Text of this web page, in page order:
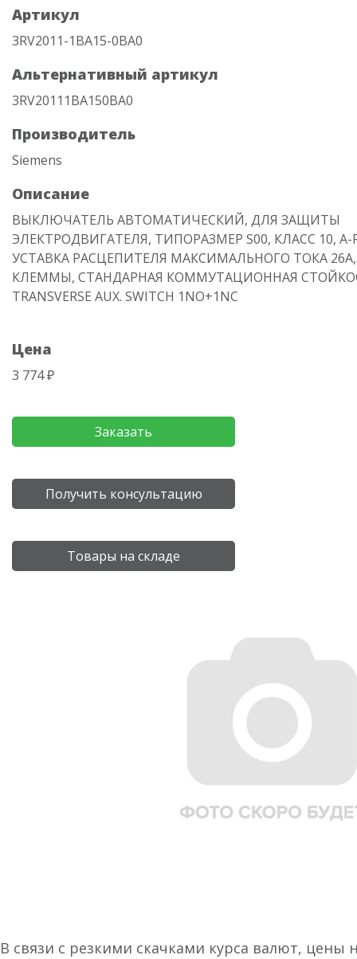
Артикул
3RV2011-1BA15-0BA0
Альтернативный артикул
3RV20111BA150BA0
Производитель
Siemens
Описание
ВЫКЛЮЧАТЕЛЬ АВТОМАТИЧЕСКИЙ, ДЛЯ ЗАЩИТЫ
ЭЛЕКТРОДВИГАТЕЛЯ, ТИПОРАЗМЕР S00, КЛАСС 10, A-
УСТАВКА РАСЦЕПИТЕЛЯ МАКСИМАЛЬНОГО ТОКА
КЛЕММЫ, СТАНДАРНАЯ КОММУТАЦИОННАЯ
TRANSVERSE AUX. SWITCH 1NO+1NC
Цена
3 774 ₽
Заказать
Получить консультацию
Товары на складе
В связи с резкими скачками курса валют, цены